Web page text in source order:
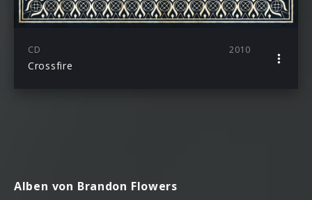
CD 2010
Crossfire
Alben von Brandon Flowers